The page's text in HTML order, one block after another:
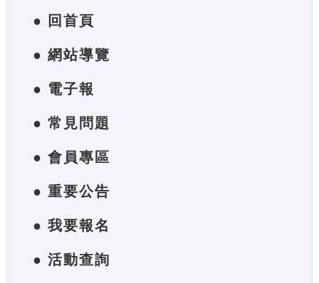
● 回首頁
● 網站導覽
● 電子報
● 常見問題
● 會員專區
● 重要公告
● 我要報名
● 活動查詢